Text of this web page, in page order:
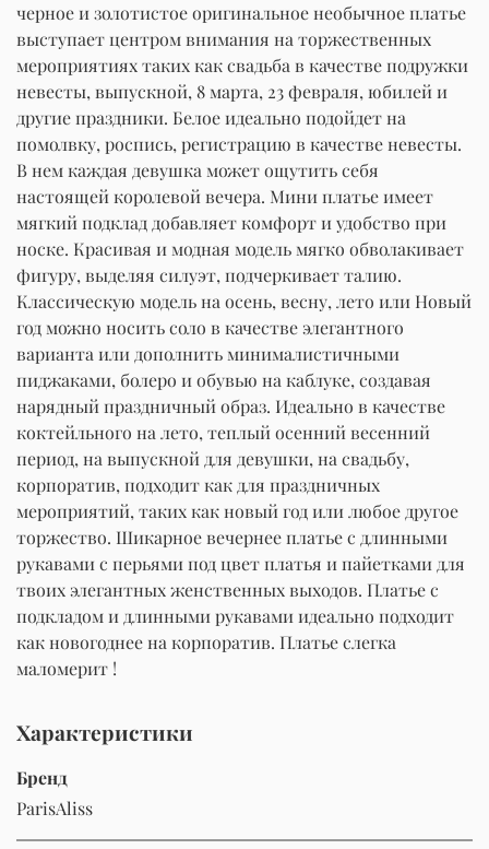
черное и золотистое оригинальное необычное платье
выступает центром внимания на торжественных
мероприятиях таких как свадьба в качестве подружки
невесты, выпускной, 8 марта, 23 февраля, юбилей и
другие праздники. Белое идеально подойдет на
помолвку, роспись, регистрацию в качестве невесты.
В нем каждая девушка может ощутить себя
настоящей королевой вечера. Мини платье имеет
мягкий подклад добавляет комфорт и удобство при
носке. Красивая и модная модель мягко обволакивает
фигуру, выделяя силуэт, подчеркивает талию.
Классическую модель на осень, весну, лето или Новый
год можно носить соло в качестве элегантного
варианта или дополнить минималистичными
пиджаками, болеро и обувью на каблуке, создавая
нарядный праздничный образ. Идеально в качестве
коктейльного на лето, теплый осенний весенний
период, на выпускной для девушки, на свадьбу,
корпоратив, подходит как для праздничных
мероприятий, таких как новый год или любое другое
торжество. Шикарное вечернее платье с длинными
рукавами c перьями под цвет платья и пайетками для
твоих элегантных женственных выходов. Платье с
подкладом и длинными рукавами идеально подходит
как новогоднее на корпоратив. Платье слегка
маломерит !
Характеристики
Бренд
ParisAliss